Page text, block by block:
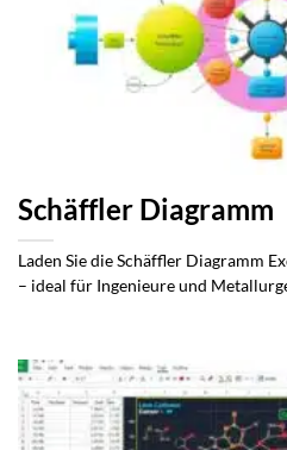
Schäffler Diagramm
Laden Sie die Schäffler Diagramm
– ideal für Ingenieure und